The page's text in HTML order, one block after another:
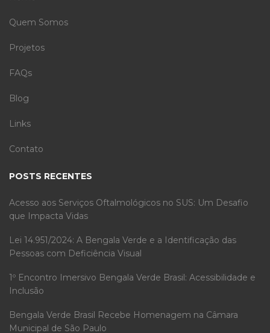
Quem Somos
Projetos
FAQs
Blog
Links
Contato
POSTS RECENTES
Acesso aos Serviços Oftalmológicos no SUS: Um Desafio
que Impacta Vidas
Lei 14.951/2024: A Bengala Verde e a Identificação das
Pessoas com Deficiência Visual
1º Encontro Imersivo Bengala Verde Brasil: Acessibilidade e
Inclusão
Bengala Verde Brasil Recebe Homenagem na Câmara
Municipal de São Paulo